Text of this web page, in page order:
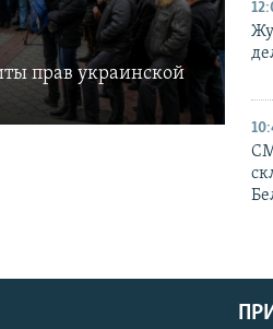
прав украинской